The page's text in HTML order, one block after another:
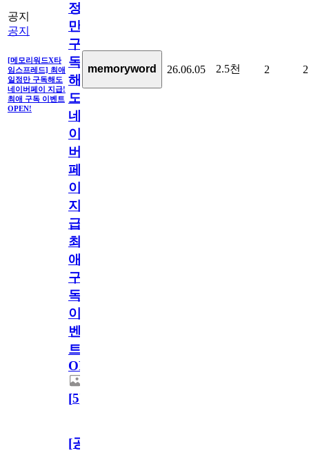
공지
공지
[메모리워드X타
임스프레드] 최애
일정만 구독해도
네이버페이 지급!
최애 구독 이벤트
OPEN!
정
만
구
독
해
도
네
이
버
페
이
지
급!
최
애
구
독
이
벤
트
OPEN!
[5]
memoryword 26.06.05 2.5천 2 2
[공